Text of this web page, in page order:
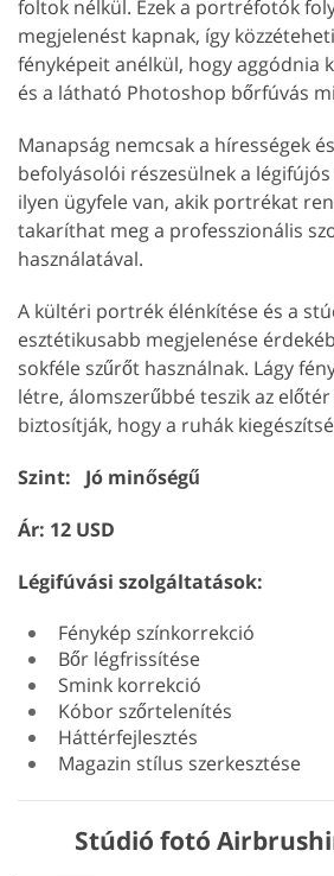
foltok nélkül. Ezek a portréfotók
megjelenést kapnak, így
fényképeit anélkül, hogy aggódnia
és a látható Photoshop bőrfúvás
Manapság nemcsak a hírességek
befolyásolói részesülnek a
ilyen ügyfele van, akik portrékat
takaríthat meg a professzionális
használatával.
A kültéri portrék élénkítése és a
esztétikusabb megjelenése
sokféle szűrőt használnak. Lágy
létre, álomszerűbbé teszik az
biztosítják, hogy a ruhák
Szint: Jó minőségű
Ár: 12 USD
Légifúvási szolgáltatások:
Fénykép színkorrekció
Bőr légfrissítése
Smink korrekció
Kóbor szőrtelenítés
Háttérfejlesztés
Magazin stílus szerkesztése
Stúdió fotó